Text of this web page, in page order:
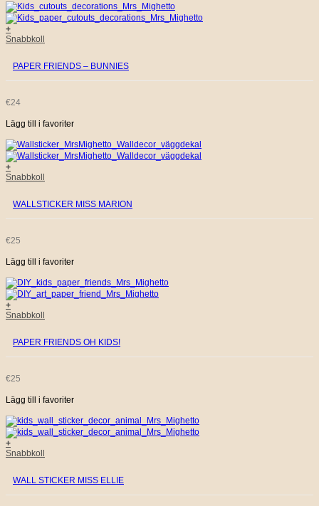
+
Snabbkoll
PAPER FRIENDS – BUNNIES
€24
Lägg till i favoriter
+
Snabbkoll
WALLSTICKER MISS MARION
€25
Lägg till i favoriter
+
Snabbkoll
PAPER FRIENDS OH KIDS!
€25
Lägg till i favoriter
+
Snabbkoll
WALL STICKER MISS ELLIE